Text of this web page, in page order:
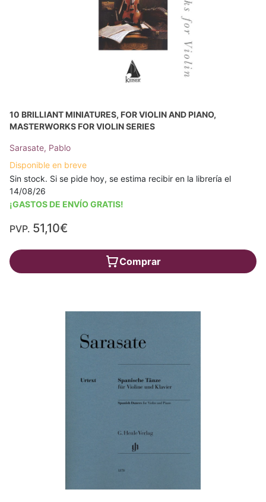
10 BRILLIANT MINIATURES, FOR VIOLIN AND PIANO,
MASTERWORKS FOR VIOLIN SERIES
Sarasate, Pablo
Disponible en breve
Sin stock. Si se pide hoy, se estima recibir en la librería el
14/08/26
¡GASTOS DE ENVÍO GRATIS!
PVP. 51,10€
Comprar